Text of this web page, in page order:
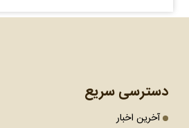
دسترسی سریع
آخرین اخبار